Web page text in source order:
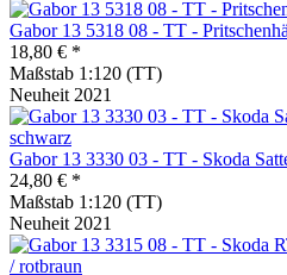
Gabor 13 5318 08 - TT -
18,80 € *
Maßstab 1:120 (TT)
Neuheit 2021
Gabor 13 3330 03 - TT - Skoda
24,80 € *
Maßstab 1:120 (TT)
Neuheit 2021